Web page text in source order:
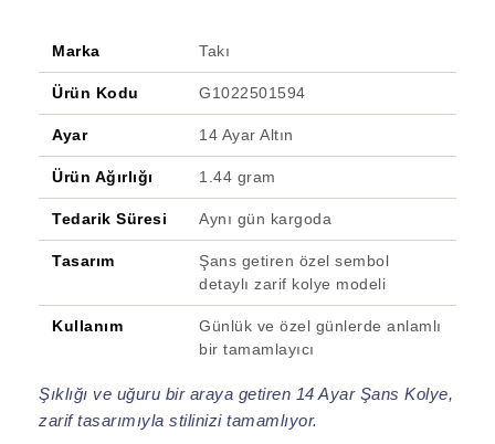
Marka Takı
Ürün Kodu G1022501594
Ayar 14 Ayar Altın
Ürün Ağırlığı 1.44 gram
Tedarik Süresi Aynı gün kargoda
Tasarım
Şans getiren özel sembol
detaylı zarif kolye modeli
Kullanım
Günlük ve özel günlerde anlamlı
bir tamamlayıcı
Şıklığı ve uğuru bir araya getiren 14 Ayar Şans Kolye,
zarif tasarımıyla stilinizi tamamlıyor.